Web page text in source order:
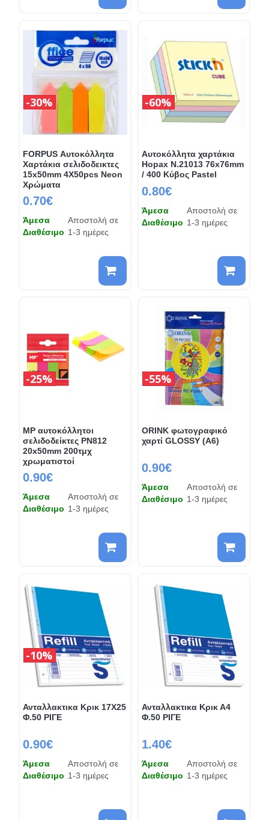
FORPUS Αυτοκόλλητα
Χαρτάκια σελιδοδεικτες
15x50mm 4Χ50pcs Neon
Χρώματα
0.70€
30%
Άμεσα
Διαθέσιμο
Αποστολή σε
1-3 ημέρες
Αυτοκόλλητα χαρτάκια
Hopax N.21013 76x76mm
/ 400 Κύβος Pastel
0.80€
60%
Άμεσα
Διαθέσιμο
Αποστολή σε
1-3 ημέρες
MP αυτοκόλλητοι
σελιδοδείκτες PN812
20x50mm 200τμχ
χρωματιστοί
0.90€
25%
Άμεσα
Διαθέσιμο
Αποστολή σε
1-3 ημέρες
ORINK φωτογραφικό
χαρτί GLOSSY (A6)
0.90€
55%
Άμεσα
Διαθέσιμο
Αποστολή σε
1-3 ημέρες
Ανταλλακτικα Κρικ 17Χ25
Φ.50 ΡΙΓΕ
0.90€
10%
Άμεσα
Διαθέσιμο
Αποστολή σε
1-3 ημέρες
Ανταλλακτικα Κρικ Α4
Φ.50 ΡΙΓΕ
1.40€
Άμεσα
Διαθέσιμο
Αποστολή σε
1-3 ημέρες